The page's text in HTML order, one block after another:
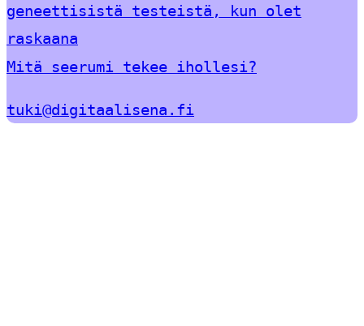
geneettisistä testeistä, kun olet
raskaana
Mitä seerumi tekee ihollesi?
tuki@digitaalisena.fi